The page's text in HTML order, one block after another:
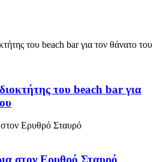
του beach bar για
στον Ερυθρό Σταυρό